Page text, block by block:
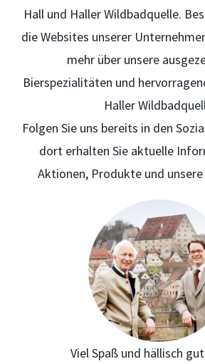
Hall und Haller Wildbadquelle.
die Websites unserer
mehr über unsere
Bierspezialitäten und
Haller
Folgen Sie uns bereits in den
dort erhalten Sie aktuelle
Aktionen, Produkte und
Viel Spaß und hällisch